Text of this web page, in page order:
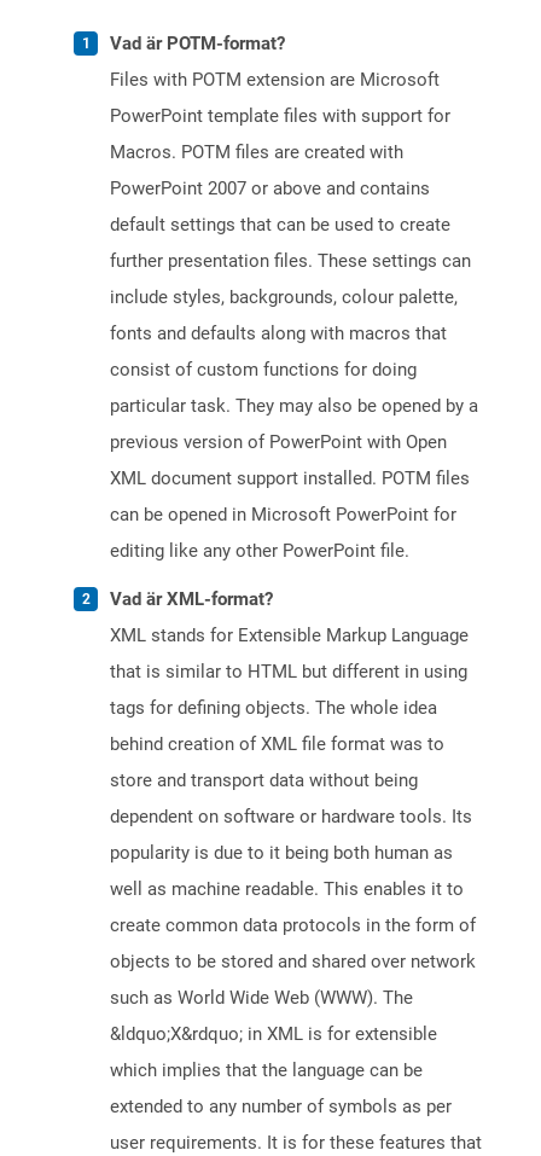
Vad är POTM-format?
Files with POTM extension are Microsoft
PowerPoint template files with support for
Macros. POTM files are created with
PowerPoint 2007 or above and contains
default settings that can be used to create
further presentation files. These settings can
include styles, backgrounds, colour palette,
fonts and defaults along with macros that
consist of custom functions for doing
particular task. They may also be opened by a
previous version of PowerPoint with Open
XML document support installed. POTM files
can be opened in Microsoft PowerPoint for
editing like any other PowerPoint file.
Vad är XML-format?
XML stands for Extensible Markup Language
that is similar to HTML but different in using
tags for defining objects. The whole idea
behind creation of XML file format was to
store and transport data without being
dependent on software or hardware tools. Its
popularity is due to it being both human as
well as machine readable. This enables it to
create common data protocols in the form of
objects to be stored and shared over network
such as World Wide Web (WWW). The
&ldquo;X&rdquo; in XML is for extensible
which implies that the language can be
extended to any number of symbols as per
user requirements. It is for these features that